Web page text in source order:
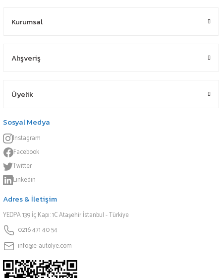
Kurumsal
Alışveriş
Üyelik
Sosyal Medya
Instagram
Facebook
Twitter
Linkedin
Adres & İletişim
YEDPA 139 İç Kapı: 1C Ataşehir İstanbul - Türkiye
0216 471 40 54
info@e-autolye.com